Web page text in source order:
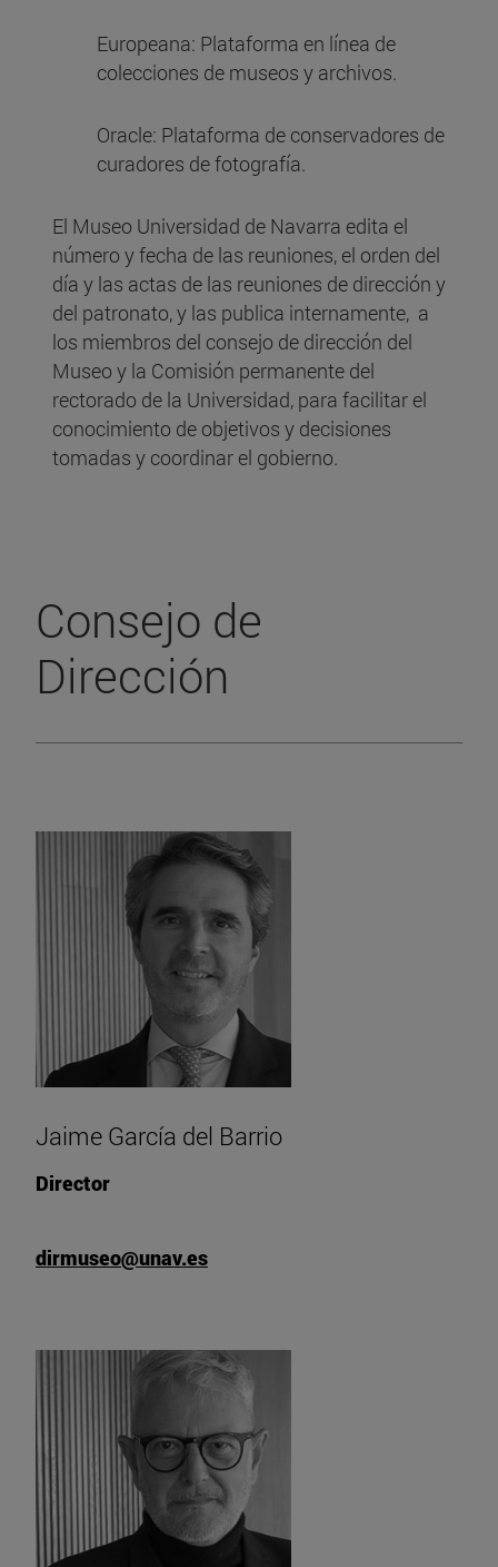
Europeana: Plataforma en línea de
colecciones de museos y archivos.
Oracle: Plataforma de conservadores de
curadores de fotografía.
El Museo Universidad de Navarra edita el
número y fecha de las reuniones, el orden del
día y las actas de las reuniones de dirección y
del patronato, y las publica internamente, a
los miembros del consejo de dirección del
Museo y la Comisión permanente del
rectorado de la Universidad, para facilitar el
conocimiento de objetivos y decisiones
tomadas y coordinar el gobierno.
Consejo de
Dirección
Jaime García del Barrio
Director
dirmuseo@unav.es